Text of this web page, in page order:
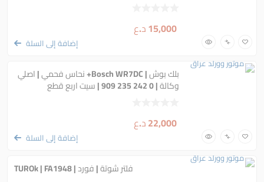
15,000د.ع
إضافة إلى السلة
بلك بوش | Bosch WR7DC+ نحاس فحمي | اصلي
وكالة | 0 242 235 909 | سيت اربع قطع
22,000د.ع
إضافة إلى السلة
فلتر شوتة | فورد | TUROk | FA1948